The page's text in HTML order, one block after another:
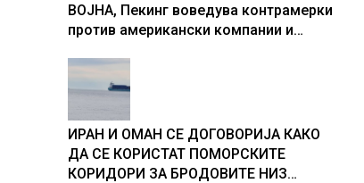
ВОЈНА, Пекинг воведува контрамерки
против американски компании и
ИРАН И ОМАН СЕ ДОГОВОРИЈА КАКО
ДА СЕ КОРИСТАТ ПОМОРСКИТЕ
КОРИДОРИ ЗА БРОДОВИТЕ НИЗ